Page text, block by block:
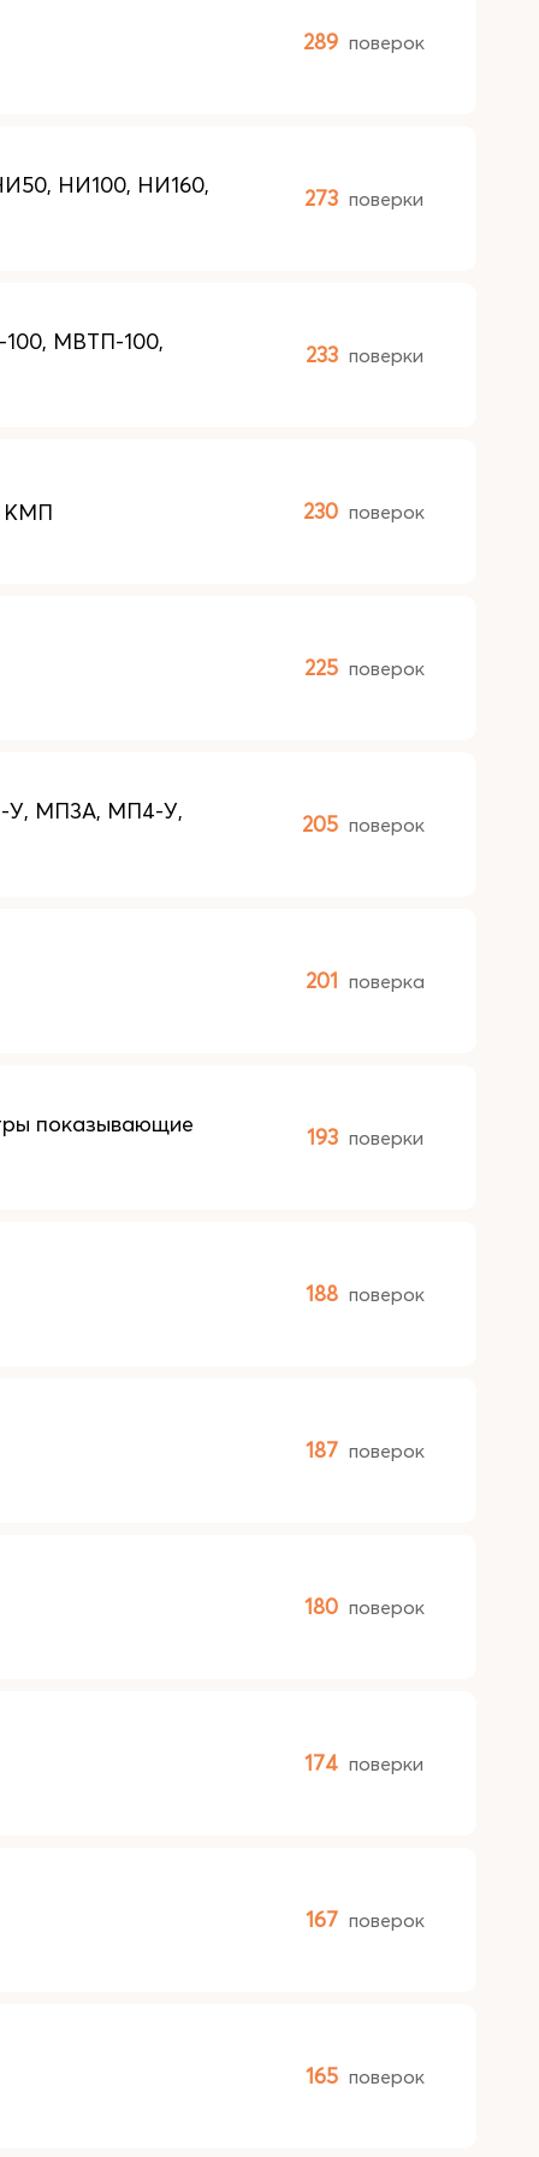
289 поверок
НИ100, НИ160, 273 поверки
МВТП-100, 233 поверки
КМП 230 поверок
225 поверок
У, МП3А, МП4-У, 205 поверок
201 поверка
показывающие 193 поверки
188 поверок
187 поверок
180 поверок
174 поверки
167 поверок
165 поверок